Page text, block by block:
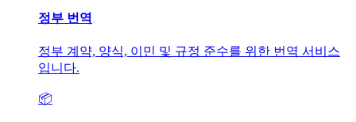
정부 번역
정부 계약, 양식, 이민 및 규정 준수를 위한 번역 서비스
입니다.
📦